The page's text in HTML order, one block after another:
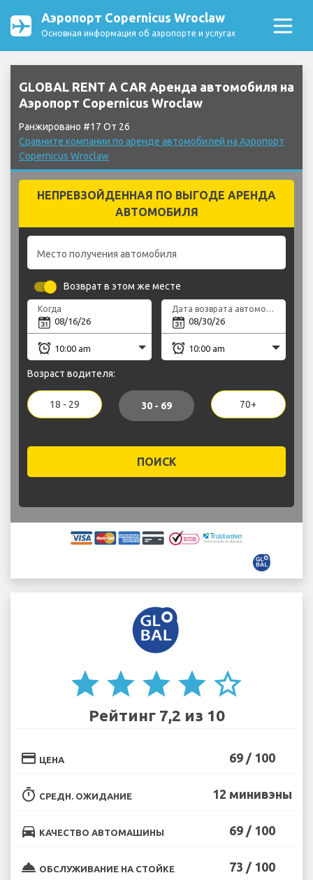
Аэропорт Copernicus Wroclaw
Основная информация об аэропорте и услугах
GLOBAL RENT A CAR Аренда автомобиля на
Аэропорт Copernicus Wroclaw
Ранжировано #17 От 26
Сравните компании по аренде автомобилей на Аэропорт
Copernicus Wroclaw
НЕПРЕВЗОЙДЕННАЯ ПО ВЫГОДЕ АРЕНДА
АВТОМОБИЛЯ
Место получения автомобиля
Возврат в этом же месте
Когда Дата возврата автомобиля
Возраст водителя:
18 - 29 30 - 69 70+
ПОИСК
star star star star star_border
Рейтинг 7,2 из 10
credit_card ЦЕНА 69 / 100
timer СРЕДН. ОЖИДАНИЕ 12 минивэны
directions_car КАЧЕСТВО АВТОМАШИНЫ 69 / 100
room_service ОБСЛУЖИВАНИЕ НА СТОЙКЕ 73 / 100